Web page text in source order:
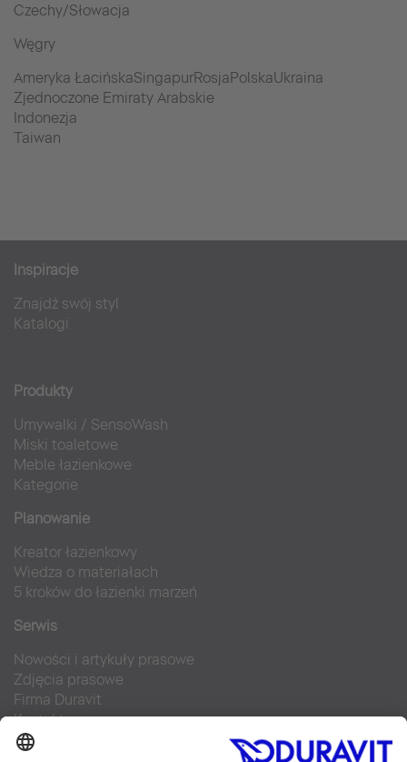
Czechy/Słowacja
Węgry
Ameryka ŁacińskaSingapurRosjaPolskaUkraina
Zjednoczone Emiraty Arabskie
Indonezja
Taiwan
Inspiracje
Znajdź swój styl
Katalogi
Produkty
Umywalki / SensoWash
Miski toaletowe
Meble łazienkowe
Kategorie
Planowanie
Kreator łazienkowy
Wiedza o materiałach
5 kroków do łazienki marzeń
Serwis
Nowości i artykuły prasowe
Zdjęcia prasowe
Firma Duravit
Kontakt
Najczęściej zadawane pytania